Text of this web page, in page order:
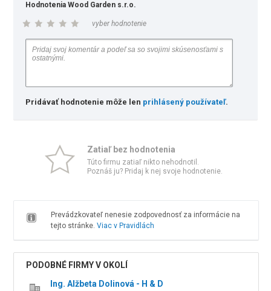
Hodnotenia Wood Garden s.r.o.
vyber hodnotenie
Pridávať hodnotenie môže len prihlásený používateľ.
Zatiaľ bez hodnotenia
Túto firmu zatiaľ nikto nehodnotil.
Poznáš ju? Pridaj k nej svoje hodnotenie.
Prevádzkovateľ nenesie zodpovednosť za informácie na
tejto stránke. Viac v Pravidlách
PODOBNÉ FIRMY V OKOLÍ
Ing. Alžbeta Dolinová - H & D